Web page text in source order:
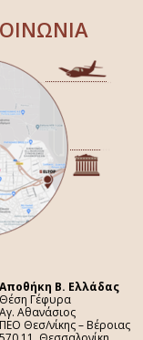
Aποθήκη Β. Ελλάδας
Θέση Γέφυρα
Αγ. Αθανάσιος
ΠΕΟ Θεσ/νίκης – Βέροιας